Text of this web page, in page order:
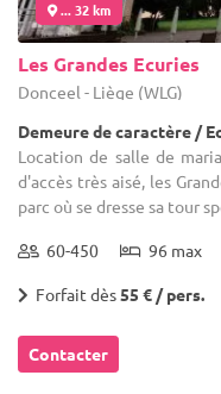
... 32 km
Les Grandes Ecuries
Donceel - Liège (WLG)
Demeure de caractère /
Location de salle de
d'accès très aisé, les
parc où se dresse sa tour
60-450 96 max
Forfait dès55 € / pers.
Contacter